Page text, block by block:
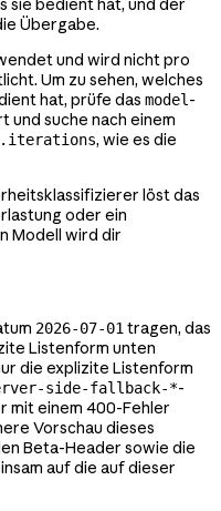
sie bedient hat, und der
Übergabe.
und wird nicht pro
Um zu sehen, welches
hat, prüfe das model -
und suche nach einem
, wie es die
löst das
oder ein
Modell wird dir
2026-07-01 tragen, das
Listenform unten
die explizite Listenform
side-fallback-*-
mit einem 400-Fehler
Vorschau dieses
Beta-Header sowie die
auf die auf dieser